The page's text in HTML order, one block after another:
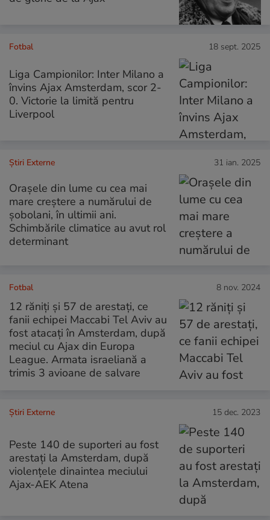
Fotbal 18 sept. 2025
Liga Campionilor: Inter Milano a
învins Ajax Amsterdam, scor 2-
0. Victorie la limită pentru
Liverpool
Știri Externe 31 ian. 2025
Orașele din lume cu cea mai
mare creștere a numărului de
șobolani, în ultimii ani.
Schimbările climatice au avut rol
determinant
Fotbal 8 nov. 2024
12 răniți și 57 de arestați, ce
fanii echipei Maccabi Tel Aviv au
fost atacați în Amsterdam, după
meciul cu Ajax din Europa
League. Armata israeliană a
trimis 3 avioane de salvare
Știri Externe 15 dec. 2023
Peste 140 de suporteri au fost
arestați la Amsterdam, după
violențele dinaintea meciului
Ajax-AEK Atena